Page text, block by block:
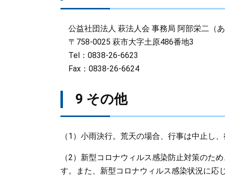
公益社団法人 萩法人会 事務局 阿部栄二（あ
〒758-0025 萩市大字土原486番地3
Tel：0838-26-6623
Fax：0838-26-6624
9 その他
（1）小雨決行。荒天の場合、行事は中止し
（2）新型コロナウィルス感染防止対策のた
す。また、新型コロナウィルス感染状況に応